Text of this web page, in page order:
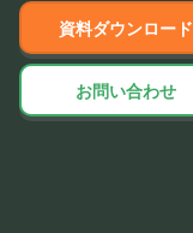
資料ダウンロード
お問い合わせ